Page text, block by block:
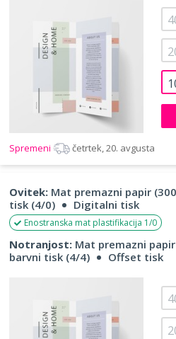
Spremeni četrtek, 20. avgusta
Ovitek: Mat premazni papir
tisk (4/0)
Digitalni tisk
Enostranska mat plastifikacija 1/0
Notranjost: Mat premazni
barvni tisk (4/4)
Offset tisk